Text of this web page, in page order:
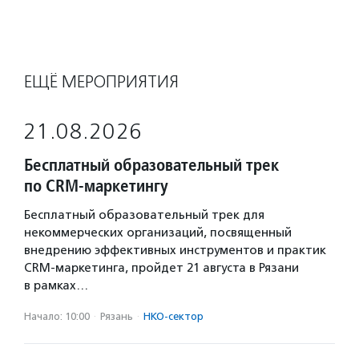
ЕЩЁ МЕРОПРИЯТИЯ
21.08.2026
Бесплатный образовательный трек
по CRM-маркетингу
Бесплатный образовательный трек для
некоммерческих организаций, посвященный
внедрению эффективных инструментов и практик
CRM-маркетинга, пройдет 21 августа в Рязани
в рамках…
Начало: 10:00 · Рязань · НКО-сектор